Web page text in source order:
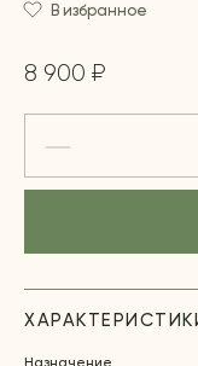
В избранное
8 900 ₽
Назначение